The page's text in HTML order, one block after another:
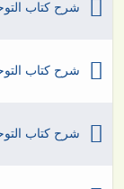
شرح كتاب
شرح كتاب
شرح كتاب